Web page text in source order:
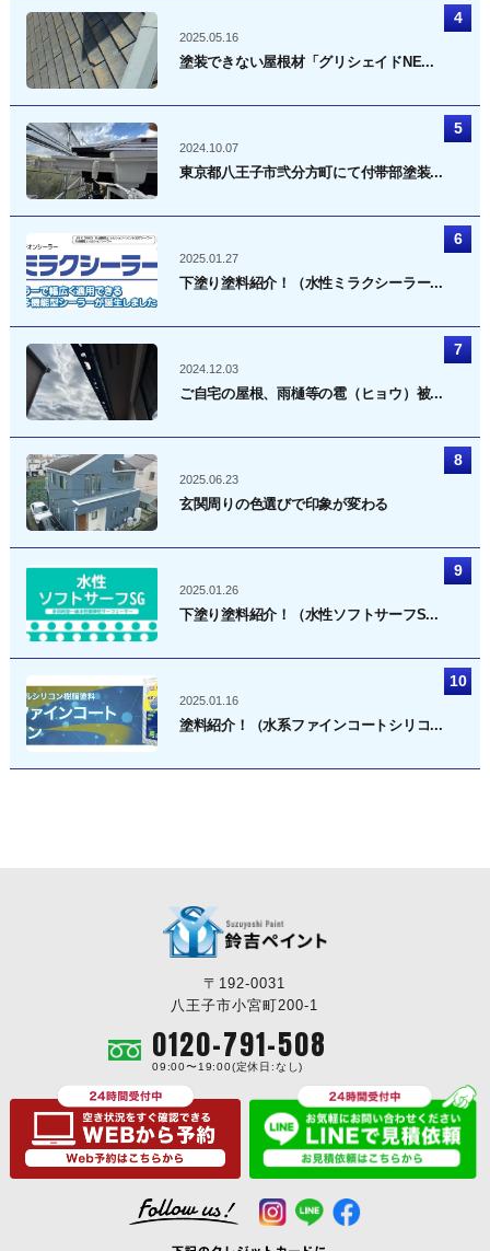
2025.05.16
塗装できない屋根材「グリシェイドNE...
2024.10.07
東京都八王子市弐分方町にて付帯部塗装...
2025.01.27
下塗り塗料紹介！（水性ミラクシーラー...
2024.12.03
ご自宅の屋根、雨樋等の雹（ヒョウ）被...
2025.06.23
玄関周りの色選びで印象が変わる
2025.01.26
下塗り塗料紹介！（水性ソフトサーフS...
2025.01.16
塗料紹介！（水系ファインコートシリコ...
〒192-0031
八王子市小宮町200-1
0120-791-508
09:00〜19:00(定休日:なし)